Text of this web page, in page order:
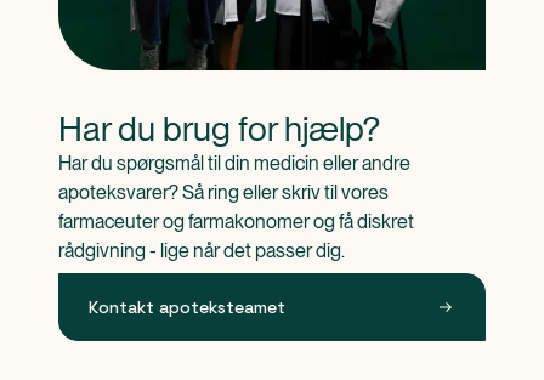
Har du brug for hjælp?
Har du spørgsmål til din medicin eller andre
apoteksvarer? Så ring eller skriv til vores
farmaceuter og farmakonomer og få diskret
rådgivning - lige når det passer dig.
Kontakt apoteksteamet